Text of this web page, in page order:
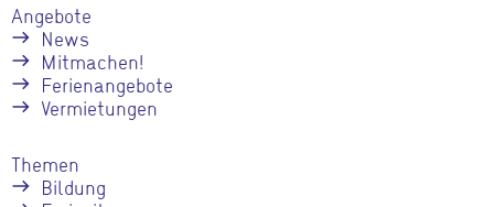
Angebote
News
Mitmachen!
Ferienangebote
Vermietungen
Themen
Bildung